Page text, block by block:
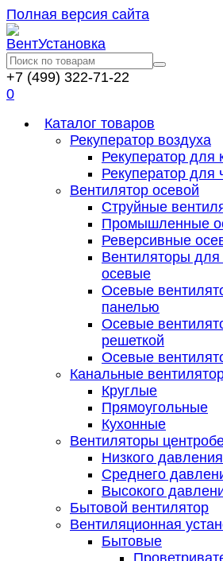
Полная версия сайта
+7 (499) 322-71-22
0
Каталог товаров
Рекуператор воздуха
Рекуператор для
Рекуператор для
Вентилятор осевой
Струйные
Промышленные
Реверсивные
Вентиляторы
осевые
Осевые
панелью
Осевые
решеткой
Осевые
Канальные
Круглые
Прямоугольные
Кухонные
Вентиляторы
Низкого
Среднего
Высокого
Бытовой вентилятор
Вентиляционная
Бытовые